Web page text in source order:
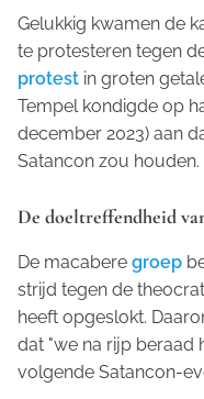
Gelukkig kwamen de
te protesteren tegen
protest in groten
Tempel kondigde op
december 2023) aan
Satancon zou houden.
De doeltreffendheid
De macabere groep
strijd tegen de
heeft opgeslokt.
dat "we na rijp beraad
volgende Satancon-